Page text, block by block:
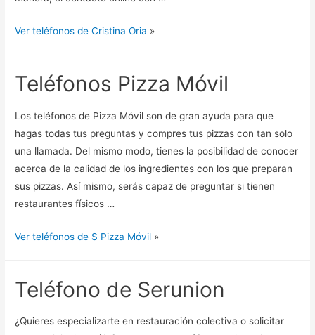
Ver teléfonos de Cristina Oria »
Teléfonos Pizza Móvil
Los teléfonos de Pizza Móvil son de gran ayuda para que
hagas todas tus preguntas y compres tus pizzas con tan solo
una llamada. Del mismo modo, tienes la posibilidad de conocer
acerca de la calidad de los ingredientes con los que preparan
sus pizzas. Así mismo, serás capaz de preguntar si tienen
restaurantes físicos …
Ver teléfonos de S Pizza Móvil »
Teléfono de Serunion
¿Quieres especializarte en restauración colectiva o solicitar